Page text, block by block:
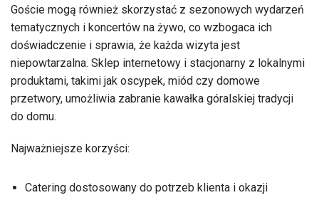
Goście mogą również skorzystać z sezonowych wydarzeń
tematycznych i koncertów na żywo, co wzbogaca ich
doświadczenie i sprawia, że każda wizyta jest
niepowtarzalna. Sklep internetowy i stacjonarny z lokalnymi
produktami, takimi jak oscypek, miód czy domowe
przetwory, umożliwia zabranie kawałka góralskiej tradycji
do domu.
Najważniejsze korzyści:
Catering dostosowany do potrzeb klienta i okazji